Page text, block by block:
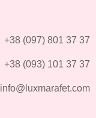
+38 (097) 801 37 37
+38 (093) 101 37 37
info@luxmarafet.com